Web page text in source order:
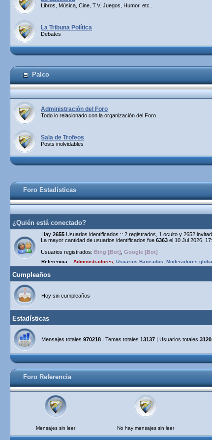
Libros, Música, Cine, T.V. Juegos, Humor, etc...
La Tribuna Política
Debates
Palco
Administración del Foro
Todo lo relacionado con la organización del Foro
Sala de Trofeos
Posts inolvidables
Foro Estadísticas
¿Quién está conectado?
Hay 2655 Usuarios identificados :: 2 registrados, 1 oculto y 2652
La mayor cantidad de usuarios identificados fue 6363 el 10 Jul 2026,
Usuarios registrados: Bing [Bot] Google [Bot]
Referencia :: Administradores Usuarios Baneados Moderadores
Cumpleaños
Hoy sin cumpleaños
Estadísticas
Mensajes totales 970218 | Temas totales 13137 | Usuarios totales
Foro Referencia
Mensajes sin leer No hay mensajes sin leer